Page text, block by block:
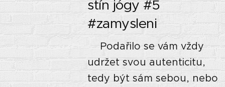
stín jógy #5
#zamysleni
⭐Podařilo se vám vždy
udržet svou autenticitu,
tedy být sám sebou, nebo